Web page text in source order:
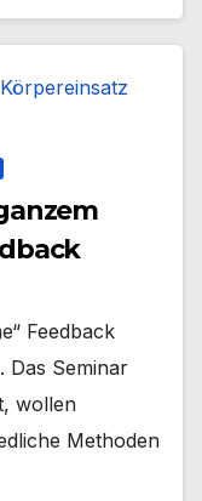
Feedback
Das Seminar
wollen
Methoden